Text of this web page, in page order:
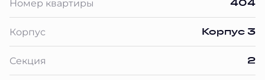
Номер квартиры
Корпус Корпус 3
Секция 2